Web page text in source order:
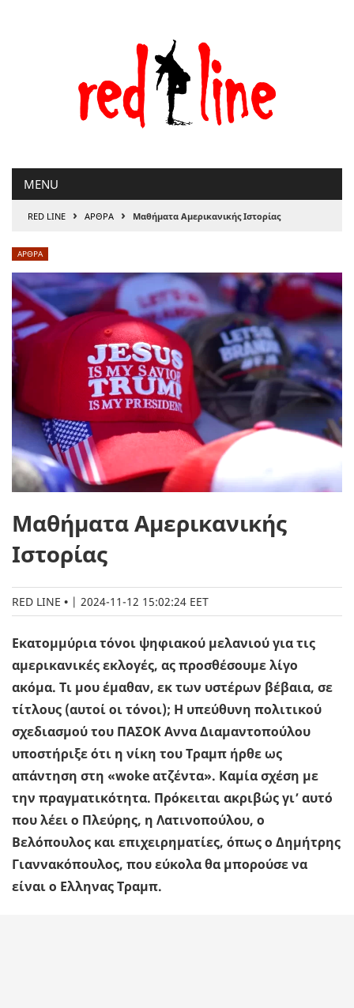
MENU
RED LINE › ΑΡΘΡΑ › Μαθήματα Αμερικανικής Ιστορίας
ΑΡΘΡΑ
Μαθήματα Αμερικανικής
Ιστορίας
RED LINE | 2024-11-12 15:02:24 EET
Εκατομμύρια τόνοι ψηφιακού μελανιού για τις
αμερικανικές εκλογές, ας προσθέσουμε λίγο
ακόμα. Τι μου έμαθαν, εκ των υστέρων βέβαια, σε
τίτλους (αυτοί οι τόνοι); Η υπεύθυνη πολιτικού
σχεδιασμού του ΠΑΣΟΚ Αννα Διαμαντοπούλου
υποστήριξε ότι η νίκη του Τραμπ ήρθε ως
απάντηση στη «woke ατζέντα». Καμία σχέση με
την πραγματικότητα. Πρόκειται ακριβώς γι’ αυτό
που λέει ο Πλεύρης, η Λατινοπούλου, ο
Βελόπουλος και επιχειρηματίες, όπως ο Δημήτρης
Γιαννακόπουλος, που εύκολα θα μπορούσε να
είναι ο Ελληνας Τραμπ.